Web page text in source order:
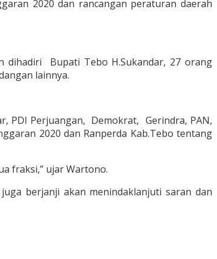
2020 dan rancangan peraturan daerah
dihadiri Bupati Tebo H.Sukandar, 27 orang
lainnya.
PDI Perjuangan, Demokrat, Gerindra, PAN,
2020 dan Ranperda Kab.Tebo tentang
fraksi,” ujar Wartono.
berjanji akan menindaklanjuti saran dan